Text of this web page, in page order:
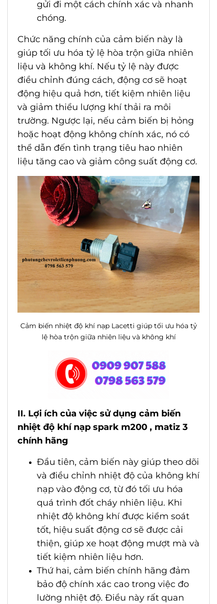
gửi đi một cách chính xác và nhanh
chóng.
Chức năng chính của cảm biến này là
giúp tối ưu hóa tỷ lệ hòa trộn giữa nhiên
liệu và không khí. Nếu tỷ lệ này được
điều chỉnh đúng cách, động cơ sẽ hoạt
động hiệu quả hơn, tiết kiệm nhiên liệu
và giảm thiểu lượng khí thải ra môi
trường. Ngược lại, nếu cảm biến bị hỏng
hoặc hoạt động không chính xác, nó có
thể dẫn đến tình trạng tiêu hao nhiên
liệu tăng cao và giảm công suất động cơ.
Cảm biến nhiệt độ khí nạp Lacetti giúp tối ưu hóa tỷ
lệ hòa trộn giữa nhiên liệu và không khí
II. Lợi ích của việc sử dụng cảm biến
nhiệt độ khí nạp spark m200 , matiz 3
chính hãng
Đầu tiên, cảm biến này giúp theo dõi
và điều chỉnh nhiệt độ của không khí
nạp vào động cơ, từ đó tối ưu hóa
quá trình đốt cháy nhiên liệu. Khi
nhiệt độ không khí được kiểm soát
tốt, hiệu suất động cơ sẽ được cải
thiện, giúp xe hoạt động mượt mà và
tiết kiệm nhiên liệu hơn.
Thứ hai, cảm biến chính hãng đảm
bảo độ chính xác cao trong việc đo
lường nhiệt độ. Điều này rất quan